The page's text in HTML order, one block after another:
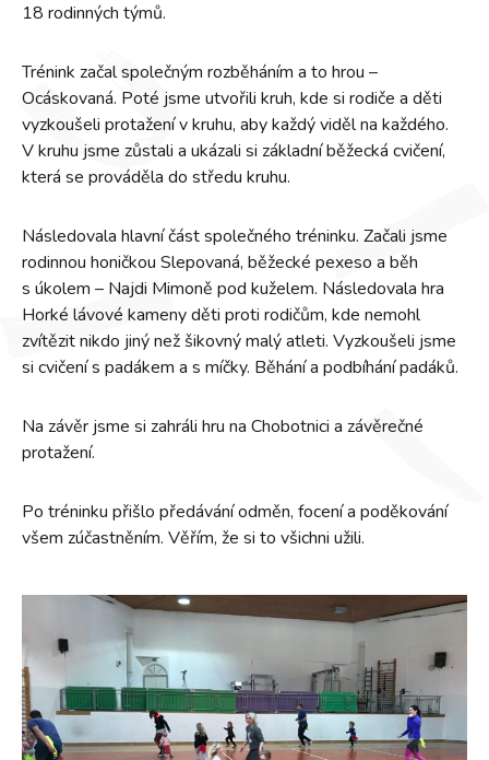
18 rodinných týmů.
Trénink začal společným rozběháním a to hrou –
Ocáskovaná. Poté jsme utvořili kruh, kde si rodiče a děti
vyzkoušeli protažení v kruhu, aby každý viděl na každého.
V kruhu jsme zůstali a ukázali si základní běžecká cvičení,
která se prováděla do středu kruhu.
Následovala hlavní část společného tréninku. Začali jsme
rodinnou honičkou Slepovaná, běžecké pexeso a běh
s úkolem – Najdi Mimoně pod kuželem. Následovala hra
Horké lávové kameny děti proti rodičům, kde nemohl
zvítězit nikdo jiný než šikovný malý atleti. Vyzkoušeli jsme
si cvičení s padákem a s míčky. Běhání a podbíhání padáků.
Na závěr jsme si zahráli hru na Chobotnici a závěrečné
protažení.
Po tréninku přišlo předávání odměn, focení a poděkování
všem zúčastněním. Věřím, že si to všichni užili.